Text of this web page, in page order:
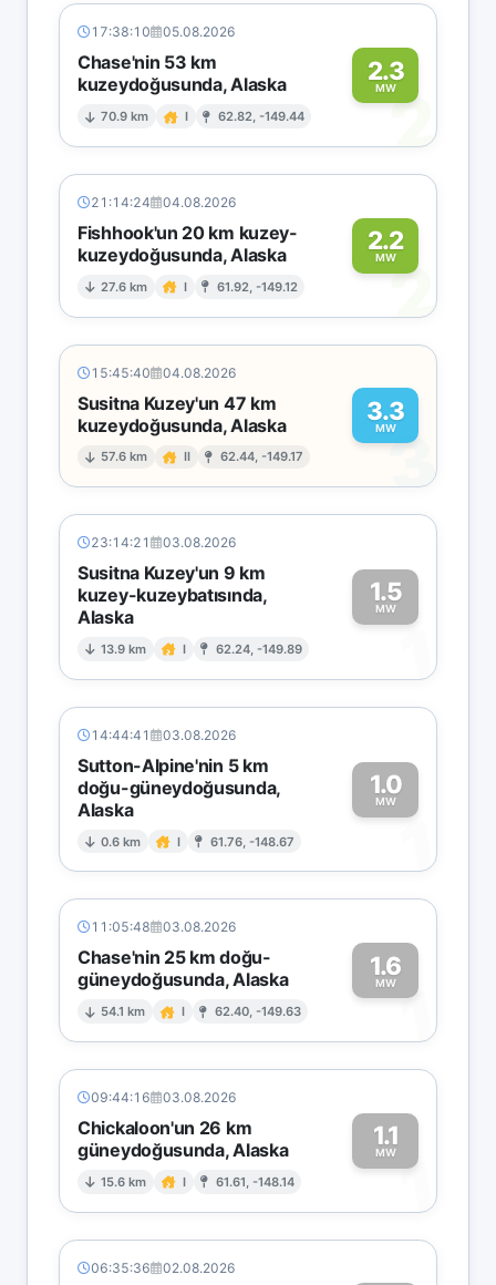
17:38:10 05.08.2026
Chase'nin 53 km
kuzeydoğusunda, Alaska
70.9 km I 62.82, -149.44
2.3
MW2
21:14:24 04.08.2026
Fishhook'un 20 km kuzey-
kuzeydoğusunda, Alaska
27.6 km I 61.92, -149.12
2.2
MW2
15:45:40 04.08.2026
Susitna Kuzey'un 47 km
kuzeydoğusunda, Alaska
57.6 km II 62.44, -149.17
3.3
MW
3
23:14:21 03.08.2026
Susitna Kuzey'un 9 km
kuzey-kuzeybatısında,
Alaska
13.9 km I 62.24, -149.89
1.5
MW
1
14:44:41 03.08.2026
Sutton-Alpine'nin 5 km
doğu-güneydoğusunda,
Alaska
0.6 km I 61.76, -148.67
1.0
MW
1
11:05:48 03.08.2026
Chase'nin 25 km doğu-
güneydoğusunda, Alaska
54.1 km I 62.40, -149.63
1.6
MW1
09:44:16 03.08.2026
Chickaloon'un 26 km
güneydoğusunda, Alaska
15.6 km I 61.61, -148.14
1.1
MW1
06:35:36 02.08.2026